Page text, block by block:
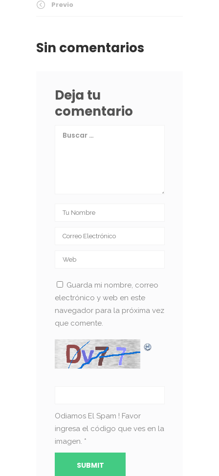
Previo
Sin comentarios
Deja tu
comentario
Guarda mi nombre, correo
electrónico y web en este
navegador para la próxima vez
que comente.
Odiamos El Spam ! Favor
ingresa el código que ves en la
imagen. *